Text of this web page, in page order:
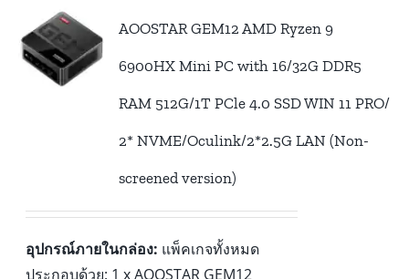
AOOSTAR GEM12 AMD Ryzen 9
6900HX Mini PC with 16/32G DDR5
RAM 512G/1T PCle 4.0 SSD WIN 11 PRO/
2* NVME/Oculink/2*2.5G LAN (Non-
screened version)
อุปกรณ์ภายในกล่อง: แพ็คเกจทั้งหมด
ประกอบด้วย: 1 x AOOSTAR GEM12